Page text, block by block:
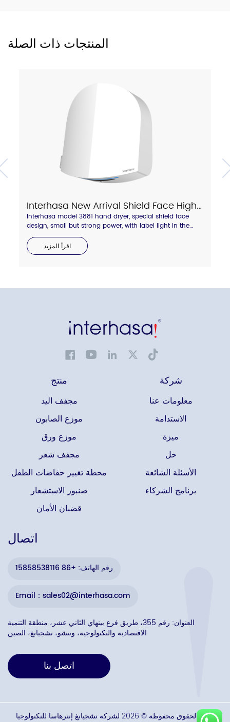
المنتجات ذات الصلة
Interhasa New Arrival Shield Face High Speed Hand Dryer With Touch Hot/Cold Air Switch Model A3881
Interhasa model 3881 hand dryer, special shield face
design, small but strong power, with label light in the
side to display hot and cold wind status. Anti-thief lock
backboard design.compressed air blade outlet, dry your
hand quickly in 8-10 seconds.
اقرأ المزيد
منتج
مجفف اليد
موزع الصابون
موزع ورق
مجفف شعر
محطة تغيير حفاضات الطفل
صنبور الاستشعار
قضبان الأمان
شركة
معلومات عنا
الاستدامة
ميزة
حل
الأسئلة الشائعة
برنامج الشركاء
اتصال
رقم الهاتف: +86 15858538116
Email：sales02@interhasa.com
العنوان: رقم 355، طريق فرع بينهاي الثاني عشر، منطقة التنمية
الاقتصادية والتكنولوجية، ونتشو، تشجيانغ، الصين
اتصل بنا
جميع الحقوق محفوظة © 2026 لشركة تشجيانغ إنترهاسا للتكنولوجيا